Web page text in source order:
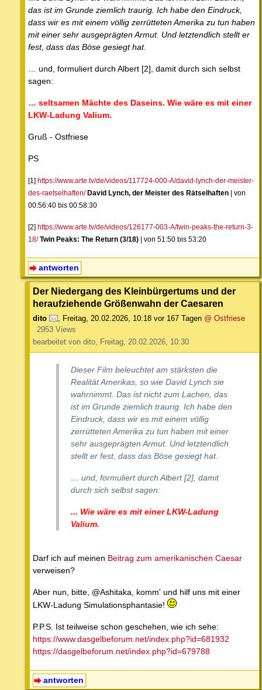
das ist im Grunde ziemlich traurig. Ich habe den Eindruck,
dass wir es mit einem völlig zerrütteten Amerika zu tun haben
mit einer sehr ausgeprägten Armut. Und letztendlich stellt er
fest, dass das Böse gesiegt hat.
… und, formuliert durch Albert [2], damit durch sich selbst
sagen:
… seltsamen Mächte des Daseins. Wie wäre es mit einer
LKW-Ladung Valium.
Gruß - Ostfriese
PS
[1] https://www.arte.tv/de/videos/117724-000-A/david-lynch-der-meister-
des-raetselhaften/ David Lynch, der Meister des Rätselhaften | von
00:56:40 bis 00:58:30
[2] https://www.arte.tv/de/videos/126177-003-A/twin-peaks-the-return-3-
18/ Twin Peaks: The Return (3/18) | von 51:50 bis 53:20
antworten
Der Niedergang des Kleinbürgertums und der
heraufziehende Größenwahn der Caesaren
dito , Freitag, 20.02.2026, 10:18 vor 167 Tagen @ Ostfriese
2953 Views
bearbeitet von dito, Freitag, 20.02.2026, 10:30
Dieser Film beleuchtet am stärksten die
Realität Amerikas, so wie David Lynch sie
wahrnimmt. Das ist nicht zum Lachen, das
ist im Grunde ziemlich traurig. Ich habe den
Eindruck, dass wir es mit einem völlig
zerrütteten Amerika zu tun haben mit einer
sehr ausgeprägten Armut. Und letztendlich
stellt er fest, dass das Böse gesiegt hat.
… und, formuliert durch Albert [2], damit
durch sich selbst sagen:
... Wie wäre es mit einer LKW-Ladung
Valium.
Darf ich auf meinen Beitrag zum amerikanischen Caesar
verweisen?
Aber nun, bitte, @Ashitaka, komm' und hilf uns mit einer
LKW-Ladung Simulationsphantasie!
P.P.S. Ist teilweise schon geschehen, wie ich sehe:
https://www.dasgelbeforum.net/index.php?id=681932
https://dasgelbeforum.net/index.php?id=679788
antworten